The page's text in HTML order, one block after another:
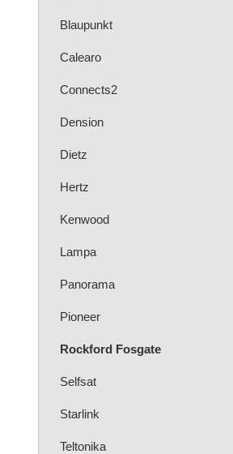
Blaupunkt
Calearo
Connects2
Dension
Dietz
Hertz
Kenwood
Lampa
Panorama
Pioneer
Rockford Fosgate
Selfsat
Starlink
Teltonika